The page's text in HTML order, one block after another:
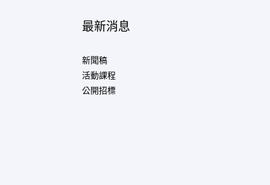
最新消息
新聞稿
活動課程
公開招標